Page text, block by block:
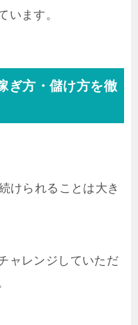
います。
ぎ方・儲け方を徹
けられることは大き
ャレンジしていただ